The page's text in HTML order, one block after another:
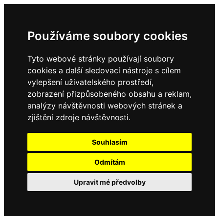
Používáme soubory cookies
Tyto webové stránky používají soubory
cookies a další sledovací nástroje s cílem
vylepšení uživatelského prostředí,
zobrazení přizpůsobeného obsahu a reklam,
analýzy návštěvnosti webových stránek a
zjištění zdroje návštěvnosti.
Souhlasím
Odmítám
Upravit mé předvolby